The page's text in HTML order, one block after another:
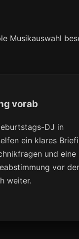
Musikauswahl
vorab
DJ in
ein klares
und eine
vor
weiter.